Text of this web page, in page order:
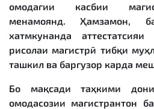
омодагии касбии
менамоянд. Ҳамзамон,
хатмкунанда
рисолаи магистрӣ тибқи
ташкил ва баргузор карда
Бо мақсади таҳкими
омодасозии магистрантон